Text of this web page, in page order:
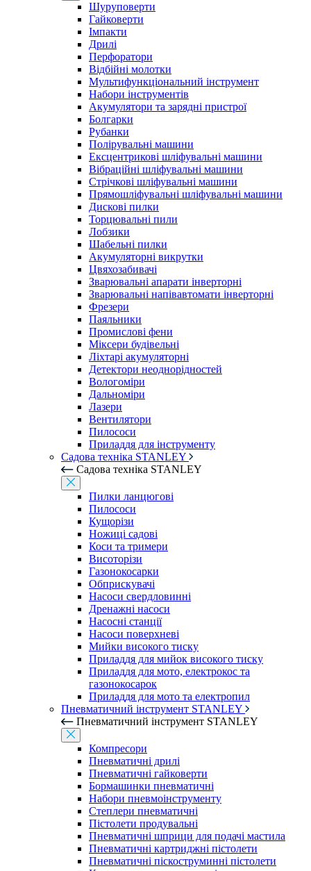
Шуруповерти
Гайковерти
Імпакти
Дрилі
Перфоратори
Відбійні молотки
Мультифункціональний інструмент
Набори інструментів
Акумулятори та зарядні пристрої
Болгарки
Рубанки
Полірувальні машини
Ексцентрикові шліфувальні машини
Вібраційні шліфувальні машини
Стрічкові шліфувальні машини
Прямошліфувальні шліфувальні машини
Дискові пилки
Торцювальні пили
Лобзики
Шабельні пилки
Акумуляторні викрутки
Цвяхозабивачі
Зварювальні апарати інверторні
Зварювальні напівавтомати інверторні
Фрезери
Паяльники
Промислові фени
Міксери будівельні
Ліхтарі акумуляторні
Детектори неоднорідностей
Вологоміри
Дальноміри
Лазери
Вентилятори
Пилососи
Приладдя для інструменту
Садова техніка STANLEY
Садова техніка STANLEY
Пилки ланцюгові
Пилососи
Кущорізи
Ножиці садові
Коси та тримери
Висоторізи
Газонокосарки
Обприскувачі
Насоси свердловинні
Дренажні насоси
Насосні станції
Насоси поверхневі
Мийки високого тиску
Приладдя для мийок високого тиску
Приладдя для мото, електрокос та
газонокосарок
Приладдя для мото та електропил
Пневматичний інструмент STANLEY
Пневматичний інструмент STANLEY
Компресори
Пневматичні дрилі
Пневматичні гайковерти
Бормашинки пневматичні
Набори пневмоінструменту
Степлери пневматичні
Пістолети продувальні
Пневматичні шприци для подачі мастила
Пневматичні картриджні пістолети
Пневматичні піскоструминні пістолети